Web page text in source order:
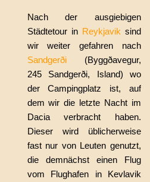
Nach der ausgiebigen
Städtetour in Reykjaviksind
wir weiter gefahren nach
Sandgerði(Byggðavegur,
245 Sandgerði, Island) wo
der Campingplatz ist, auf
dem wir die letzte Nacht im
Dacia verbracht haben.
Dieser wird üblicherweise
fast nur von Leuten genutzt,
die demnächst einen Flug
vom Flughafen in Kevlavik